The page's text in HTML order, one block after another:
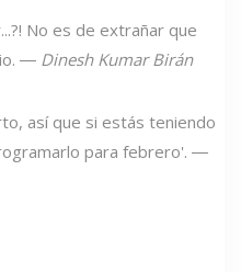
No es de extrañar que
― Dinesh Kumar Birán
así que si estás teniendo
para febrero'. ―